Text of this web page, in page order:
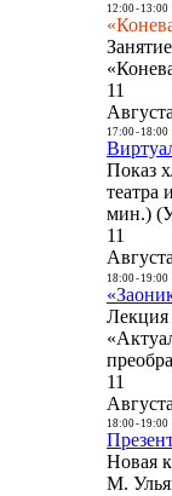
12:00- 13:00
11
Августа
17:00- 18:00
Показ
театра
мин.)
11
Августа
18:00- 19:00
Лекция
11
Августа
18:00- 19:00
Новая
М.